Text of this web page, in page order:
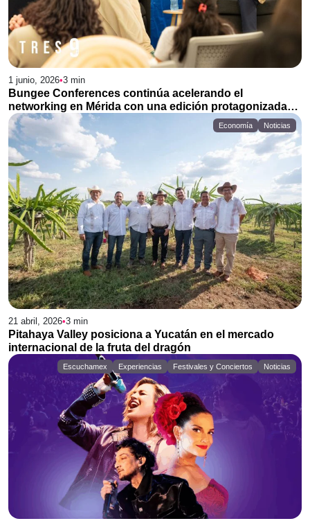
1 junio, 2026•3 min
Bungee Conferences continúa acelerando el
networking en Mérida con una edición protagonizada
por Carlos Novelo
Economía Noticias
21 abril, 2026•3 min
Pitahaya Valley posiciona a Yucatán en el mercado
internacional de la fruta del dragón
Escuchamex Experiencias Festivales y Conciertos Noticias